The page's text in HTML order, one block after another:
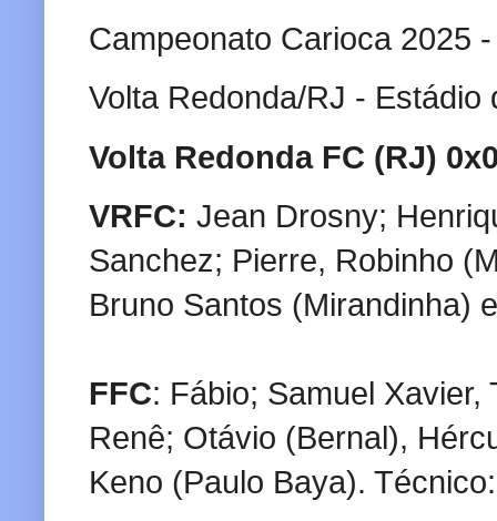
Campeonato Carioca 2025
Volta Redonda/RJ - Estádio
Volta Redonda FC (RJ)
VRFC: Jean Drosny;
Sanchez; Pierre, Robinho
Bruno Santos (Mirandinha)
FFC: Fábio; Samuel
Renê; Otávio (Bernal),
Keno (Paulo Baya).